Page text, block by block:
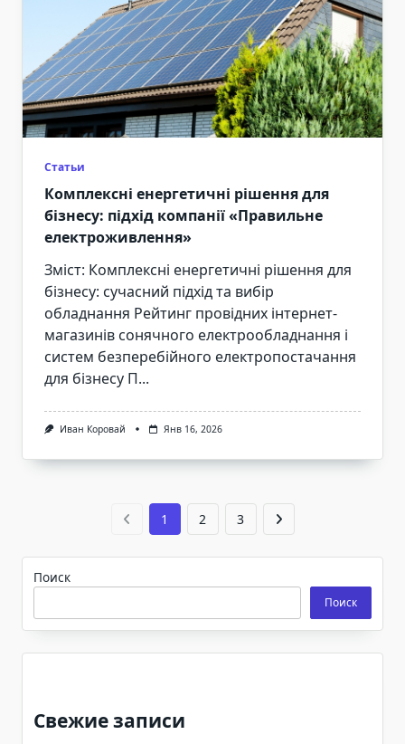
Статьи
Комплексні енергетичні рішення для
бізнесу: підхід компанії «Правильне
електроживлення»
Зміст: Комплексні енергетичні рішення для
бізнесу: сучасний підхід та вибір
обладнання Рейтинг провідних інтернет-
магазинів сонячного електрообладнання і
систем безперебійного електропостачання
для бізнесу П...
Иван Коровай Янв 16, 2026
1 2 3
Поиск
Поиск
Свежие записи